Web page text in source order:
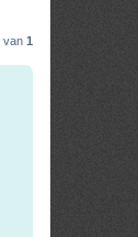
van 1